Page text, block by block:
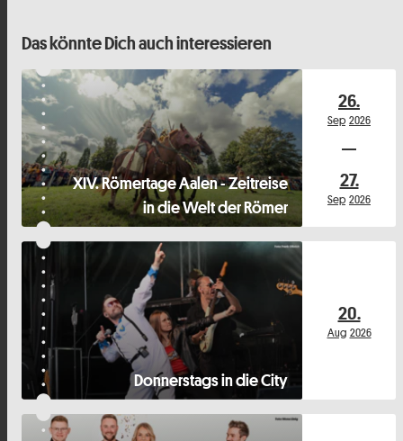
Das könnte Dich auch interessieren
XIV. Römertage Aalen - Zeitreise
in die Welt der Römer
26.
Sep 2026
27.
Sep 2026
Donnerstags in die City
20.
Aug 2026